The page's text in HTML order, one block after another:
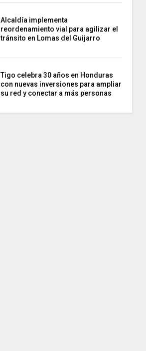
Alcaldía implementa
reordenamiento vial para agilizar el
tránsito en Lomas del Guijarro
Tigo celebra 30 años en Honduras
con nuevas inversiones para ampliar
su red y conectar a más personas